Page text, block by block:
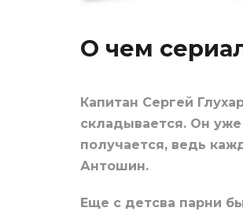
О чем
Капитан Сергей
складывается. Он
получается, ведь
Антошин.
Еще с детсва парни